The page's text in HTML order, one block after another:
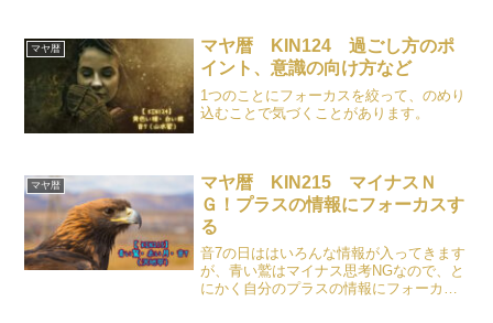
マヤ暦
マヤ暦 KIN124 過ごし方のポ
イント、意識の向け方など
1つのことにフォーカスを絞って、のめり
込むことで気づくことがあります。
マヤ暦
マヤ暦 KIN215 マイナスＮ
Ｇ！プラスの情報にフォーカスす
る
音7の日ははいろんな情報が入ってきます
が、青い鷲はマイナス思考NGなので、と
にかく自分のプラスの情報にフォーカス